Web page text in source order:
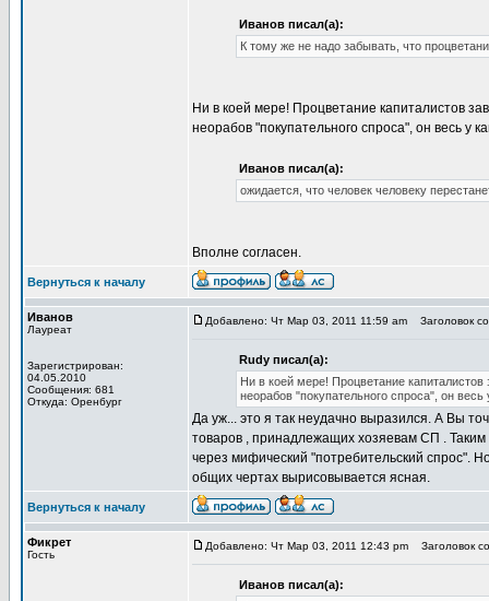
Иванов писал(а):
К тому же не надо забывать, что
Ни в коей мере! Процветание капиталистов
неорабов "покупательного спроса", он весь у
Иванов писал(а):
ожидается, что человек человеку
Вполне согласен.
Вернуться к началу
Иванов
Лауреат
Зарегистрирован:
04.05.2010
Сообщения: 681
Откуда: Оренбург
Добавлено: Чт Мар 03, 2011 11:59 am Заголовок
Rudy писал(а):
Ни в коей мере! Процветание
неорабов "покупательного спроса", он весь
Да уж... это я так неудачно выразился. А Вы
товаров , принадлежащих хозяевам СП .
через мифический "потребительский спрос".
общих чертах вырисовывается ясная.
Вернуться к началу
Фикрет
Гость
Добавлено: Чт Мар 03, 2011 12:43 pm Заголовок
Иванов писал(а):